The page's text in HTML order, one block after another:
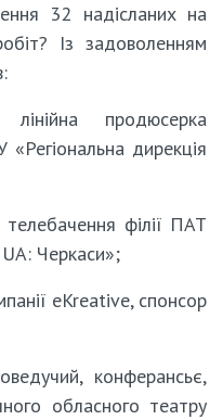
32 надісланих на
Із задоволенням
продюсерка
дирекція
філії ПАТ
Черкаси»;
eKreative, спонсор
конферансьє,
обласного театру